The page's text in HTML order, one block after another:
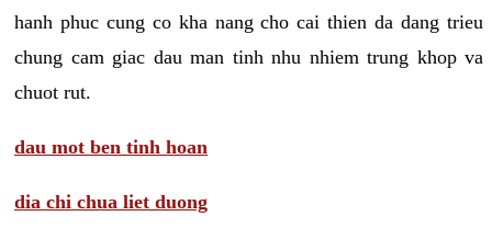
hanh phuc cung co kha nang cho cai thien da dang trieu
chung cam giac dau man tinh nhu nhiem trung khop va
chuot rut.
dau mot ben tinh hoan
dia chi chua liet duong